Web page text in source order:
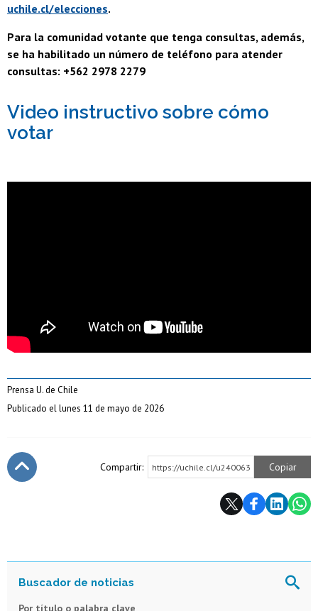
uchile.cl/elecciones.
Para la comunidad votante que tenga consultas, además,
se ha habilitado un número de teléfono para atender
consultas: +562 2978 2279
Video instructivo sobre cómo
votar
Prensa U. de Chile
Publicado el lunes 11 de mayo de 2026
Compartir: https://uchile.cl/u240063 Copiar
Por título o palabra clave